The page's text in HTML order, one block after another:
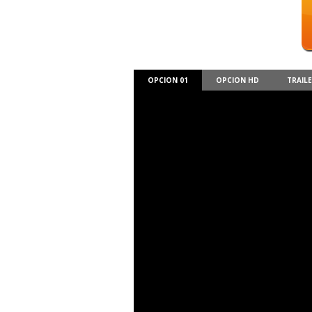
OPCION 01 OPCION HD